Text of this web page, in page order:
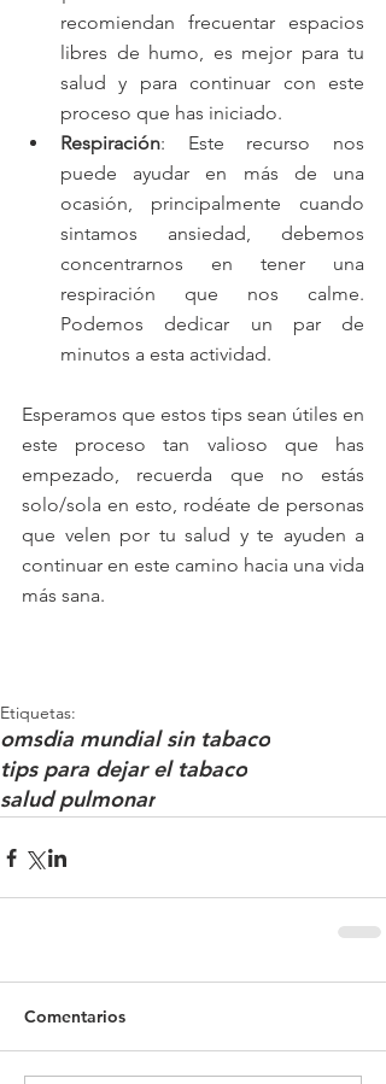
recomiendan frecuentar espacios
libres de humo, es mejor para tu
salud y para continuar con este
proceso que has iniciado.
Respiración: Este recurso nos
puede ayudar en más de una
ocasión, principalmente cuando
sintamos ansiedad, debemos
concentrarnos en tener una
respiración que nos calme.
Podemos dedicar un par de
minutos a esta actividad.
Esperamos que estos tips sean útiles en
este proceso tan valioso que has
empezado, recuerda que no estás
solo/sola en esto, rodéate de personas
que velen por tu salud y te ayuden a
continuar en este camino hacia una vida
más sana.
Etiquetas:
omsdia mundial sin tabaco
tips para dejar el tabaco
salud pulmonar
Comentarios